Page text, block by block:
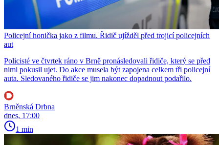
Policejní honička jako z filmu. Řidič ujížděl před trojicí policejních
aut
Policisté ve čtvrtek ráno v Brně pronásledovali řidiče, který se před
nimi pokusil ujet. Do akce musela být zapojena celkem tři policejní
auta. Sledovaného řidiče se jim nakonec dopadnout podařilo.
Brněnská Drbna
dnes, 17:00
1 min